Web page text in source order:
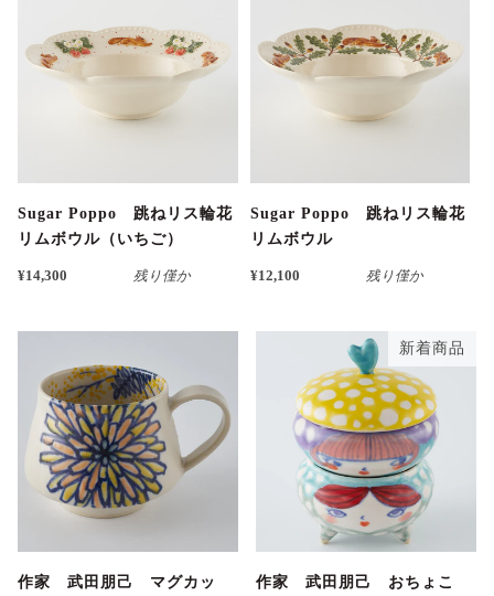
Sugar Poppo 跳ねリス輪花
リムボウル（いちご）
¥14,300 残り僅か
Sugar Poppo 跳ねリス輪花
リムボウル
¥12,100 残り僅か
作家 武田朋己 マグカッ
新着商品
作家 武田朋己 おちょこ